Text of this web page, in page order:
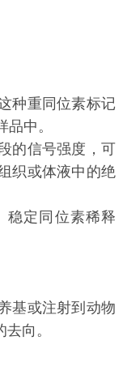
种重同位素标记
中。
的信号强度，可
织或体液中的绝
稳定同位素稀释
基或注射到动物
向。